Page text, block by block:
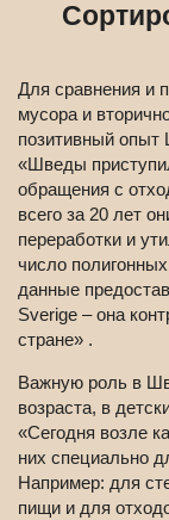
Для сравнения и
мусора и
позитивный
«Шведы
обращения с
всего за 20 лет
переработки и
число
данные
Sverige – она
стране» .
Важную роль в
возраста, в
«Сегодня возле
них специально
Например: для
пищи и для